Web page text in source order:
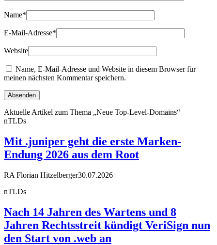
Name*
E-Mail-Adresse*
Website
Name, E-Mail-Adresse und Website in diesem Browser für
meinen nächsten Kommentar speichern.
Aktuelle Artikel zum Thema „Neue Top-Level-Domains“
nTLDs
Mit .juniper geht die erste Marken-
Endung 2026 aus dem Root
RA Florian Hitzelberger30.07.2026
nTLDs
Nach 14 Jahren des Wartens und 8
Jahren Rechtsstreit kündigt VeriSign nun
den Start von .web an